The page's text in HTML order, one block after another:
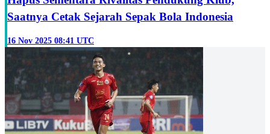
Saatnya Cetak Sejarah Sepak Bola Indonesia
16 Nov 2025 08:41 UTC